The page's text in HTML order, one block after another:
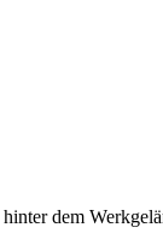
dem